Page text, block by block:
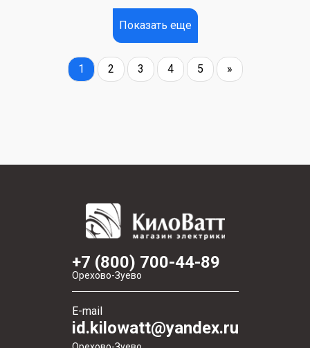
Показать еще
1 2 3 4 5 »
+7 (800) 700-44-89
Орехово-Зуево
E-mail
id.kilowatt@yandex.ru